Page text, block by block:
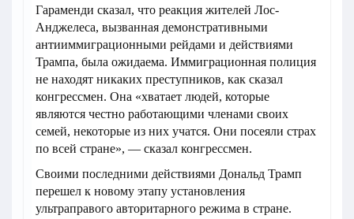
Гараменди сказал, что реакция жителей Лос-
Анджелеса, вызванная демонстративными
антииммиграционными рейдами и действиями
Трампа, была ожидаема. Иммиграционная полиция
не находят никаких преступников, как сказал
конгрессмен. Она «хватает людей, которые
являются честно работающими членами своих
семей, некоторые из них учатся. Они посеяли страх
по всей стране», — сказал конгрессмен.
Своими последними действиями Дональд Трамп
перешел к новому этапу установления
ультраправого авторитарного режима в стране.